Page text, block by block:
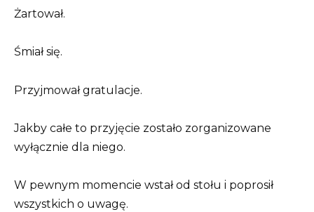
Żartował.
Śmiał się.
Przyjmował gratulacje.
Jakby całe to przyjęcie zostało zorganizowane
wyłącznie dla niego.
W pewnym momencie wstał od stołu i poprosił
wszystkich o uwagę.